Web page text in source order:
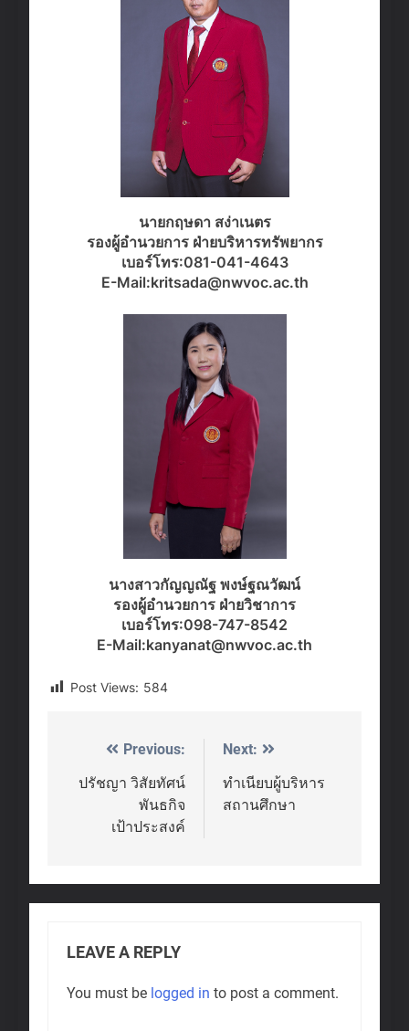
นายกฤษดา สง่าเนตร
รองผู้อำนวยการ ฝ่ายบริหารทรัพยากร
เบอร์โทร:081-041-4643
E-Mail:kritsada@nwvoc.ac.th
นางสาวกัญญณัฐ พงษ์ฐณวัฒน์
รองผู้อำนวยการ ฝ่ายวิชาการ
เบอร์โทร:098-747-8542
E-Mail:kanyanat@nwvoc.ac.th
Post Views: 584
Post
navigation
Previous:
ปรัชญา วิสัยทัศน์
พันธกิจ
เป้าประสงค์
Next:
ทำเนียบผู้บริหาร
สถานศึกษา
LEAVE A REPLY
You must be logged in to post a comment.